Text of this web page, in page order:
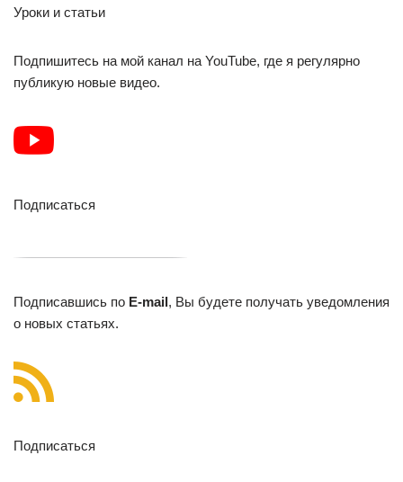
Уроки и статьи
Подпишитесь на мой канал на YouTube, где я регулярно
публикую новые видео.
Подписаться
Подписавшись по E-mail, Вы будете получать уведомления
о новых статьях.
Подписаться